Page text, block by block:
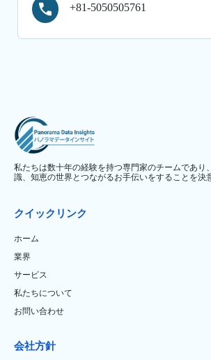
+81-5050505761
私たちは数十年の経験を持つ専門家のチームであり
識、知恵の世界とつながるお手伝いをすることを決
クイックリンク
ホーム
業界
サービス
私たちについて
お問い合わせ
会社方針